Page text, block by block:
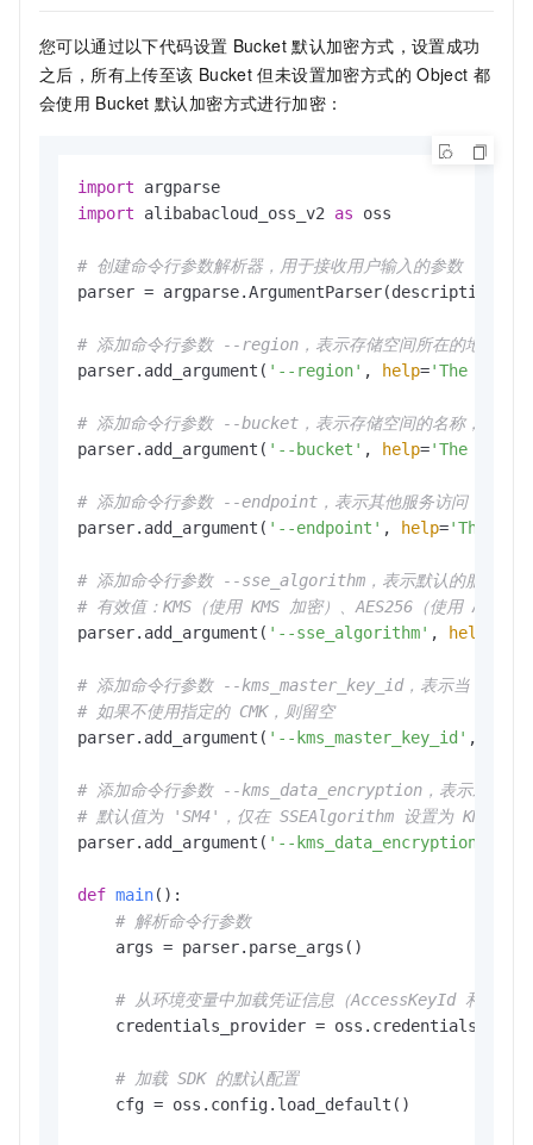
您可以通过以下代码设置 Bucket 默认加密方式，设置成功
之后，所有上传至该 Bucket 但未设置加密方式的 Object 都
会使用 Bucket 默认加密方式进行加密：
import
import alibabacloud_oss_v2 as oss
# 创建命令行参数解析器，用于接收用户输入的参数
parser = argparse.ArgumentParser(description=
# 添加命令行参数 --region，表示存储空间所在的地域，
parser.add_argument( '--region' , help='The
# 添加命令行参数 --bucket，表示存储空间的名称，必填项
parser.add_argument( '--bucket' , help='The
# 添加命令行参数 --endpoint，表示其他服务访问 OSS 时
parser.add_argument( '--endpoint' , help='The
# 添加命令行参数 --sse_algorithm，表示默认的服务器
# 有效值：KMS（使用 KMS 加密）、AES256（使用 AES-
parser.add_argument( '--sse_algorithm' , help
# 添加命令行参数 --kms_master_key_id，表示当
# 如果不使用指定的 CMK，则留空
parser.add_argument( '--kms_master_key_id' ,
# 添加命令行参数 --kms_data_encryption，表示对象加
# 默认值为 'SM4'，仅在 SSEAlgorithm 设置为 KMS 时
parser.add_argument( '--kms_data_encryption'
def main():
# 解析命令行参数
    args = parser.parse_args()
# 从环境变量中加载凭证信息（AccessKeyId 和
credentials_provider =
# 加载 SDK 的默认配置
    cfg = oss.config.load_default()